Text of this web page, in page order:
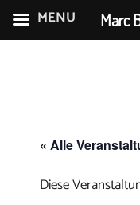
« Alle
Diese
MENU Marc